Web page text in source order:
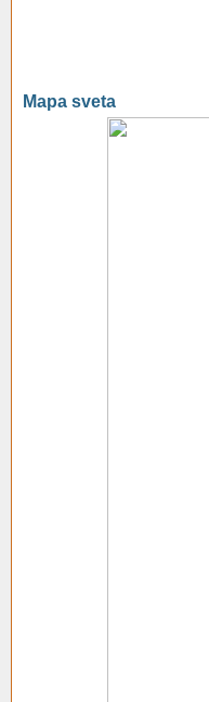
Mapa sveta